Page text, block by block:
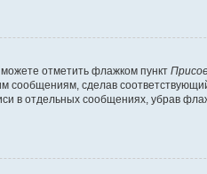
отметить флажком пункт
сообщениям, сделав
в отдельных сообщениях, убрав